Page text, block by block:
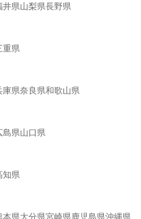
井県山梨県長野県
重県
庫県奈良県和歌山県
島県山口県
知県
本県大分県宮崎県鹿児島県沖縄県